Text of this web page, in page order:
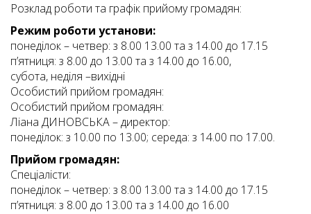
Розклад роботи та графік прийому громадян:
Режим роботи установи:
понеділок – четвер: з 8.00 13.00 та з 14.00 до 17.15
п’ятниця: з 8.00 до 13.00 та з 14.00 до 16.00,
субота, неділя –вихідні
Особистий прийом громадян:
Особистий прийом громадян:
Ліана ДИНОВСЬКА – директор:
понеділок: з 10.00 по 13.00; середа: з 14.00 по 17.00.
Прийом громадян:
Спеціалісти:
понеділок – четвер: з 8.00 13.00 та з 14.00 до 17.15
п’ятниця: з 8.00 до 13.00 та з 14.00 до 16.00